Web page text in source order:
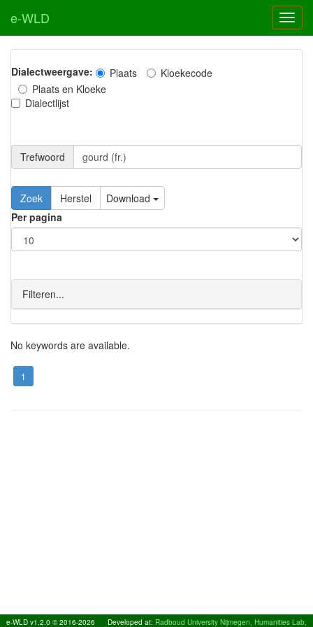
e-WLD
Dialectweergave: Plaats
Kloekecode
Plaats en Kloeke
Dialectlijst
Trefwoord
Download
Per pagina
Filteren...
No keywords are available.
1
e-WLD v1.2.0 © 2016-2026 Developed at: Radboud University Nijmegen, Humanities Lab,